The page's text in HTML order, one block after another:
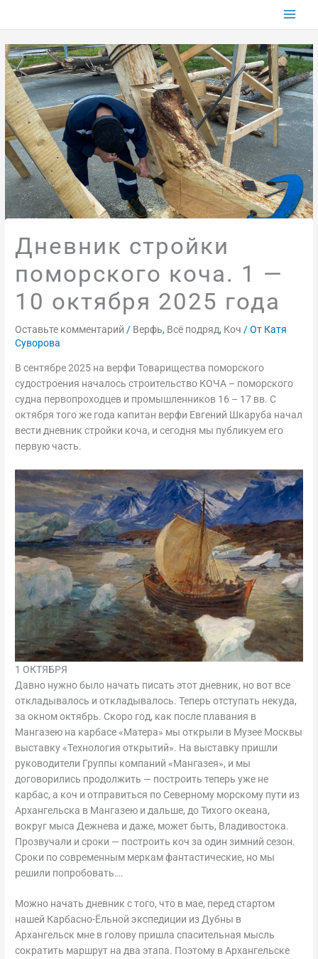
Дневник стройки
поморского коча. 1 —
10 октября 2025 года
Оставьте комментарий / Верфь, Всё подряд, Коч / От Катя
Суворова
В сентябре 2025 на верфи Товарищества поморского
судостроения началось строительство КОЧА – поморского
судна первопроходцев и промышленников 16 – 17 вв. С
октября того же года капитан верфи Евгений Шкаруба начал
вести дневник стройки коча, и сегодня мы публикуем его
первую часть.
1 ОКТЯБРЯ
Давно нужно было начать писать этот дневник, но вот все
откладывалось и откладывалось. Теперь отступать некуда,
за окном октябрь. Скоро год, как после плавания в
Мангазею на карбасе «Матера» мы открыли в Музее Москвы
выставку «Технология открытий». На выставку пришли
руководители Группы компаний «Мангазея», и мы
договорились продолжить — построить теперь уже не
карбас, а коч и отправиться по Северному морскому пути из
Архангельска в Мангазею и дальше, до Тихого океана,
вокруг мыса Дежнева и даже, может быть, Владивостока.
Прозвучали и сроки — построить коч за один зимний сезон.
Сроки по современным меркам фантастические, но мы
решили попробовать….
Можно начать дневник с того, что в мае, перед стартом
нашей Карбасно-Ёльной экспедиции из Дубны в
Архангельск мне в голову пришла спасительная мысль
сократить маршрут на два этапа. Поэтому в Архангельске